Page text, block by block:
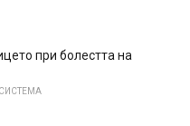
при болестта на